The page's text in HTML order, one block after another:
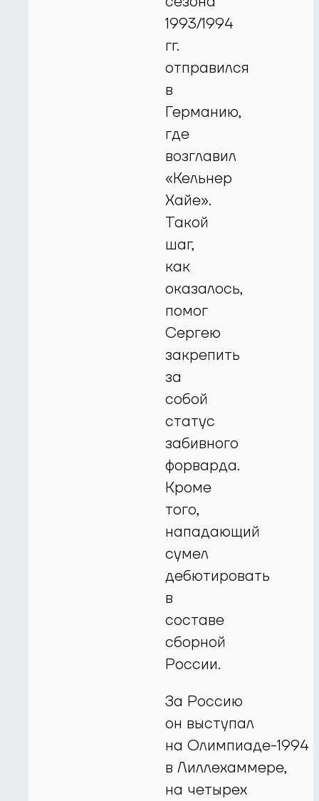
1993/1994
гг.
отправился
в
Германию,
где
возглавил
«Кельнер
Хайе».
Такой
шаг,
как
оказалось,
помог
Сергею
закрепить
за
собой
статус
забивного
форварда.
Кроме
того,
нападающий
сумел
дебютировать
в
составе
сборной
России.
За Россию
он выступал
на Олимпиаде-1994
в Лиллехаммере,
на четырех